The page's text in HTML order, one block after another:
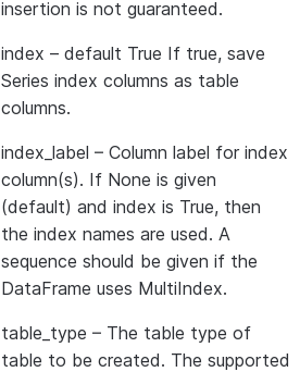
insertion is not guaranteed.
index – default True If true, save
Series index columns as table
columns.
index_label – Column label for index
column(s). If None is given
(default) and index is True, then
the index names are used. A
sequence should be given if the
DataFrame uses MultiIndex.
table_type – The table type of
table to be created. The supported